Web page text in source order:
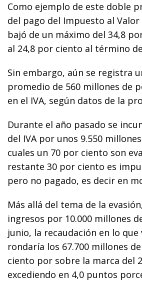
Como ejemplo de este doble
del pago del Impuesto al Valor
bajó de un máximo del 34,8
al 24,8 por ciento al término
Sin embargo, aún se registra
promedio de 560 millones de
en el IVA, según datos de la
Durante el año pasado se
del IVA por unos 9.550
cuales un 70 por ciento son
restante 30 por ciento es
pero no pagado, es decir en
Más allá del tema de la
ingresos por 10.000 millones
junio, la recaudación en lo que
rondaría los 67.700 millones
ciento por sobre la marca del
excediendo en 4,0 puntos